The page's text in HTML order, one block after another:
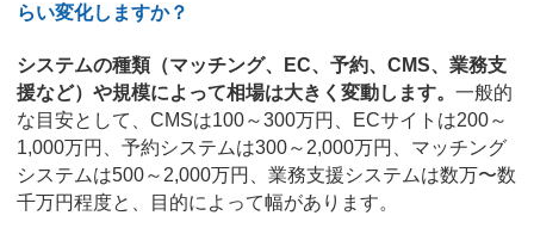
らい変化しますか？
システムの種類（マッチング、EC、予約、CMS、業務支
援など）や規模によって相場は大きく変動します。 一般的
な目安として、CMSは100～300万円、ECサイトは200～
1,000万円、予約システムは300～2,000万円、マッチング
システムは500～2,000万円、業務支援システムは数万〜数
千万円程度と、目的によって幅があります。